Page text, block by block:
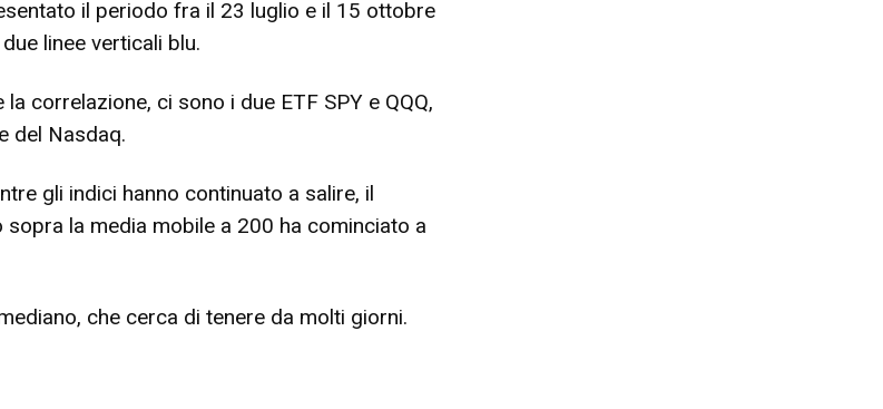
il periodo fra il 23 luglio e il 15 ottobre
linee verticali blu.
correlazione, ci sono i due ETF SPY e QQQ,
del Nasdaq.
gli indici hanno continuato a salire, il
la media mobile a 200 ha cominciato a
che cerca di tenere da molti giorni.